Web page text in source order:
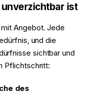
ist
Angebot. Jede
und die
sichtbar und
Pflichtschritt:
des